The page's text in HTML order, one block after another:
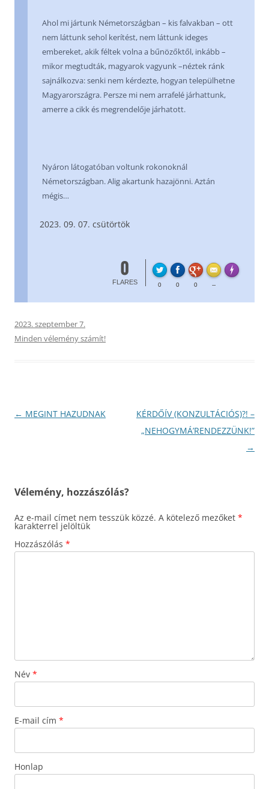
Ahol mi jártunk Németországban – kis falvakban – ott
nem láttunk sehol kerítést, nem láttunk ideges
embereket, akik féltek volna a bűnözőktől, inkább –
mikor megtudták, magyarok vagyunk –néztek ránk
sajnálkozva: senki nem kérdezte, hogyan települhetne
Magyarországra. Persze mi nem arrafelé járhattunk,
amerre a cikk és megrendelője járhatott.
Nyáron látogatóban voltunk rokonoknál
Németországban. Alig akartunk hazajönni. Aztán
mégis…
09. 07. csütörtök
0
FLARES 0 0 0 --
Made with
2023. szeptember 7.
Minden vélemény számít!
Bejegyzés
← MEGINT HAZUDNAK
KÉRDŐÍV (KONZULTÁCIÓS)?! –
„NEHOGYMÁ’RENDEZZÜNK!”
→
Vélemény, hozzászólás?
Az e-mail címet nem tesszük közzé. A kötelező mezőket *
karakterrel jelöltük
Hozzászólás *
Név *
E-mail cím *
Honlap